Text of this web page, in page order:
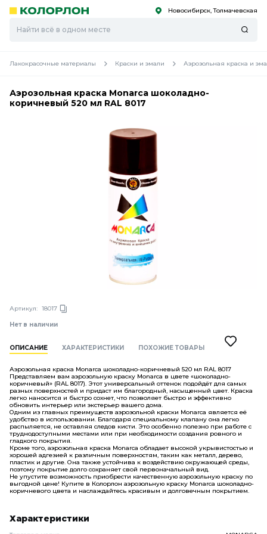
Скоро
Скоро Новосибирск, Толмачевская
Лакокрасочные материалы Краски и эмали Аэрозольная краска и
Аэрозольная краска Monarca шоколадно-
коричневый 520 мл RAL 8017
Артикул: 18017
Нет в наличии
ОПИСАНИЕ ХАРАКТЕРИСТИКИ ПОХОЖИЕ ТОВАРЫ
Аэрозольная краска Monarca шоколадно-коричневый 520 мл RAL 8017
Представляем вам аэрозольную краску Monarca в цвете «шоколадно-
коричневый» (RAL 8017). Этот универсальный оттенок подойдёт для самых
разных поверхностей и придаст им благородный, насыщенный цвет. Краска
легко наносится и быстро сохнет, что позволяет быстро и эффективно
обновить интерьер или экстерьер вашего дома.
Одним из главных преимуществ аэрозольной краски Monarca является её
удобство в использовании. Благодаря специальному клапану она легко
распыляется, не оставляя следов кисти. Это особенно полезно при работе с
труднодоступными местами или при необходимости создания ровного и
гладкого покрытия.
Кроме того, аэрозольная краска Monarca обладает высокой укрывистостью и
хорошей адгезией к различным поверхностям, таким как металл, дерево,
пластик и другие. Она также устойчива к воздействию окружающей среды,
поэтому покрытие долго сохраняет свой первоначальный вид.
Не упустите возможность приобрести качественную аэрозольную краску по
выгодной цене! Купите в Колорлон аэрозольную краску Monarca шоколадно-
коричневого цвета и наслаждайтесь красивым и долговечным покрытием.
Характеристики